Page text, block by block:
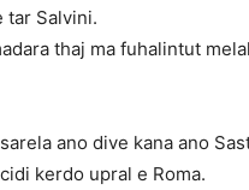
tar Salvini.
thaj ma fuhalintut
ano dive kana ano
kerdo upral e Roma.